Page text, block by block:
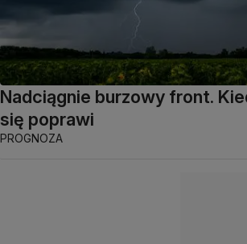
Nadciągnie burzowy front.
się poprawi
PROGNOZA